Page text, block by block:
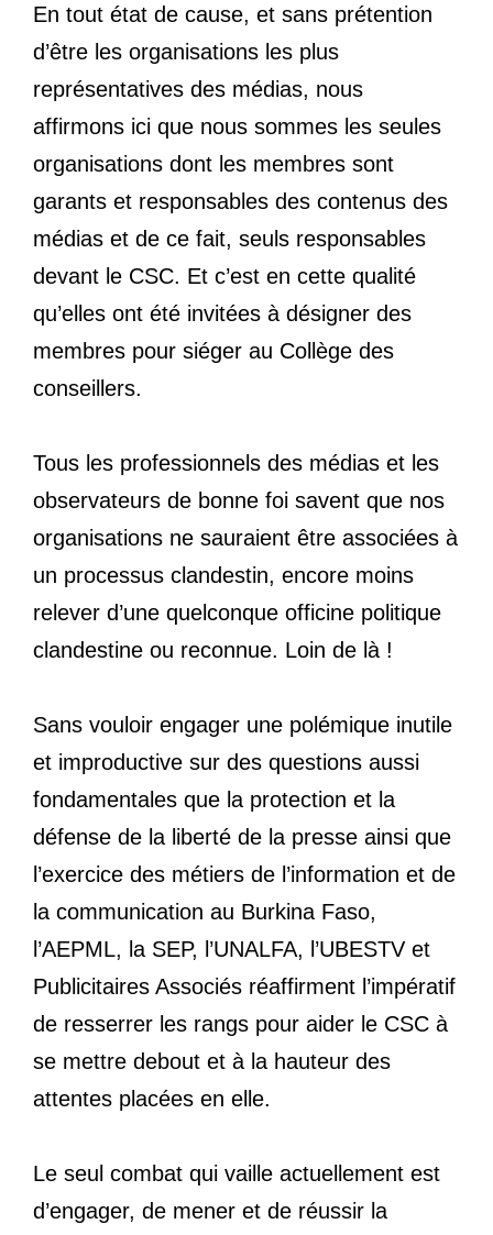
En tout état de cause, et sans prétention
d’être les organisations les plus
représentatives des médias, nous
affirmons ici que nous sommes les seules
organisations dont les membres sont
garants et responsables des contenus des
médias et de ce fait, seuls responsables
devant le CSC. Et c’est en cette qualité
qu’elles ont été invitées à désigner des
membres pour siéger au Collège des
conseillers.
Tous les professionnels des médias et les
observateurs de bonne foi savent que nos
organisations ne sauraient être associées à
un processus clandestin, encore moins
relever d’une quelconque officine politique
clandestine ou reconnue. Loin de là !
Sans vouloir engager une polémique inutile
et improductive sur des questions aussi
fondamentales que la protection et la
défense de la liberté de la presse ainsi que
l’exercice des métiers de l’information et de
la communication au Burkina Faso,
l’AEPML, la SEP, l’UNALFA, l’UBESTV et
Publicitaires Associés réaffirment l’impératif
de resserrer les rangs pour aider le CSC à
se mettre debout et à la hauteur des
attentes placées en elle.
Le seul combat qui vaille actuellement est
d’engager, de mener et de réussir la